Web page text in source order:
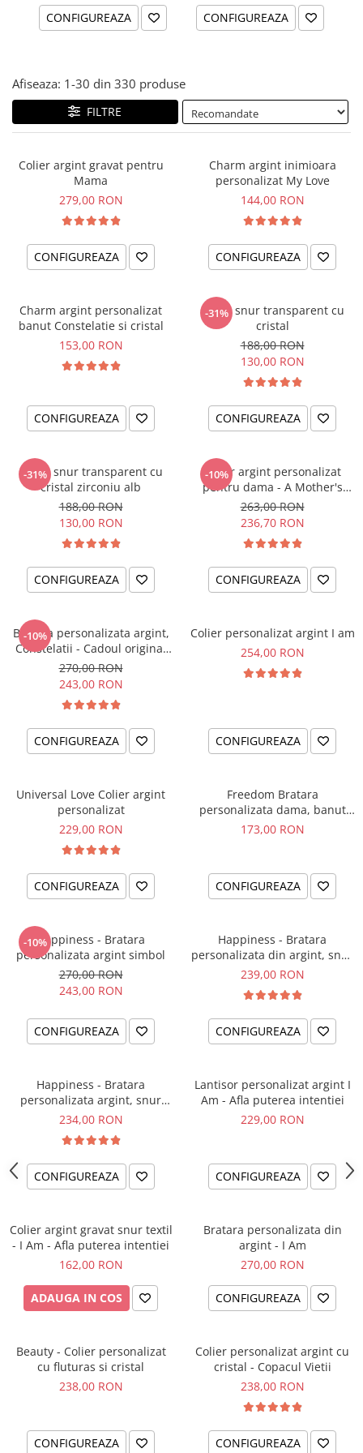
CONFIGUREAZA CONFIGUREAZA
Afiseaza: 1-30 din 330 produse
FILTRE
Colier argint gravat pentru
Mama
279,00 RON
CONFIGUREAZA
Charm argint inimioara
personalizat My Love
144,00 RON
CONFIGUREAZA
Charm argint personalizat
banut Constelatie si cristal
153,00 RON
CONFIGUREAZA
-31%
Colier snur transparent cu
cristal
188,00 RON
130,00 RON
CONFIGUREAZA
-31%
Colier snur transparent cu
cristal zirconiu alb
188,00 RON
130,00 RON
CONFIGUREAZA
-10%
Colier argint personalizat
pentru dama - A Mother's
Love
263,00 RON
236,70 RON
CONFIGUREAZA
-10%
Bratara personalizata argint,
Constelatii - Cadoul original
pentru sora sau prietena ta
270,00 RON
243,00 RON
CONFIGUREAZA
Colier personalizat argint I am
254,00 RON
CONFIGUREAZA
Universal Love Colier argint
personalizat
229,00 RON
CONFIGUREAZA
Freedom Bratara
personalizata dama, banut
argint, snur reglabil
173,00 RON
CONFIGUREAZA
-10%Happiness - Bratara
personalizata argint simbol
270,00 RON
243,00 RON
CONFIGUREAZA
Happiness - Bratara
personalizata din argint, snur
dublu piele, simbol
239,00 RON
CONFIGUREAZA
Happiness - Bratara
personalizata argint, snur
impletit piele simbol
234,00 RON
CONFIGUREAZA
Lantisor personalizat argint I
Am - Afla puterea intentiei
229,00 RON
CONFIGUREAZA
Colier argint gravat snur textil
- I Am - Afla puterea intentiei
162,00 RON
ADAUGA IN COS
Bratara personalizata din
argint - I Am
270,00 RON
CONFIGUREAZA
Beauty - Colier personalizat
cu fluturas si cristal
238,00 RON
CONFIGUREAZA
Colier personalizat argint cu
cristal - Copacul Vietii
238,00 RON
CONFIGUREAZA